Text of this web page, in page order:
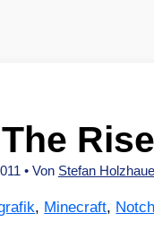
• Von Stefan
, Minecraft, Notch